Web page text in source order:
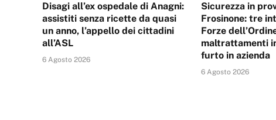
Disagi all’ex ospedale di Anagni:
assistiti senza ricette da quasi
un anno, l’appello dei cittadini
all’ASL
6 Agosto 2026
Sicurezza in
Frosinone: tre
Forze
maltrattamenti
furto in azienda
6 Agosto 2026